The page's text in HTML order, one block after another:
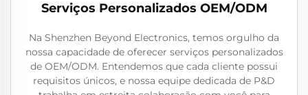
Serviços Personalizados OEM/ODM
Na Shenzhen Beyond Electronics, temos orgulho da
nossa capacidade de oferecer serviços personalizados
de OEM/ODM. Entendemos que cada cliente possui
requisitos únicos, e nossa equipe dedicada de P&D